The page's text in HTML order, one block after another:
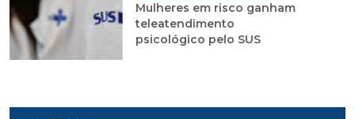
Mulheres em risco ganham
teleatendimento
psicológico pelo SUS